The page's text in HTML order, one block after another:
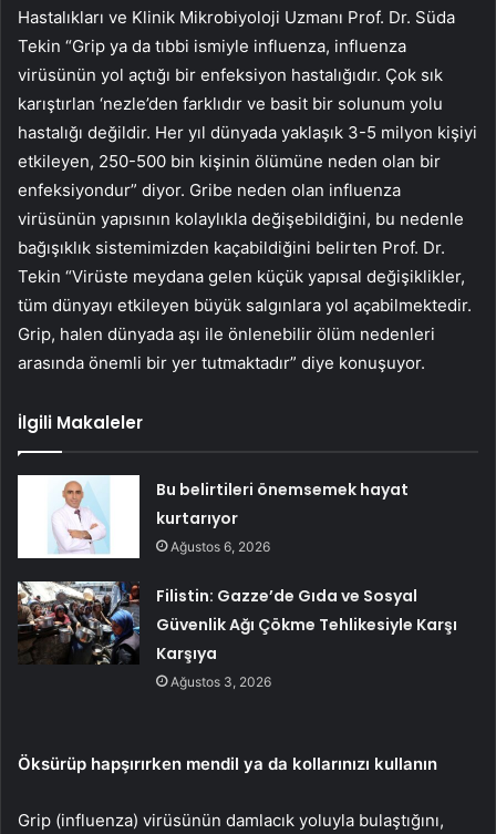
Hastalıkları ve Klinik Mikrobiyoloji Uzmanı Prof. Dr. Süda
Tekin “Grip ya da tıbbi ismiyle influenza, influenza
virüsünün yol açtığı bir enfeksiyon hastalığıdır. Çok sık
karıştırlan ‘nezle’den farklıdır ve basit bir solunum yolu
hastalığı değildir. Her yıl dünyada yaklaşık 3-5 milyon kişiyi
etkileyen, 250-500 bin kişinin ölümüne neden olan bir
enfeksiyondur” diyor. Gribe neden olan influenza
virüsünün yapısının kolaylıkla değişebildiğini, bu nedenle
bağışıklık sistemimizden kaçabildiğini belirten Prof. Dr.
Tekin “Virüste meydana gelen küçük yapısal değişiklikler,
tüm dünyayı etkileyen büyük salgınlara yol açabilmektedir.
Grip, halen dünyada aşı ile önlenebilir ölüm nedenleri
arasında önemli bir yer tutmaktadır” diye konuşuyor.
İlgili Makaleler
Bu belirtileri önemsemek hayat
kurtarıyor
Ağustos 6, 2026
Filistin: Gazze’de Gıda ve Sosyal
Güvenlik Ağı Çökme Tehlikesiyle Karşı
Karşıya
Ağustos 3, 2026
Öksürüp hapşırırken mendil ya da kollarınızı kullanın
Grip (influenza) virüsünün damlacık yoluyla bulaştığını,